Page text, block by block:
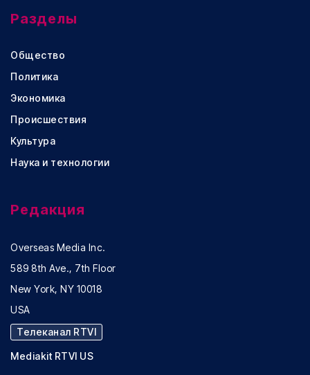
Разделы
Общество
Политика
Экономика
Происшествия
Культура
Наука и технологии
Редакция
Overseas Media Inc.
589 8th Ave., 7th Floor
New York, NY 10018
USA
Телеканал RTVI
Mediakit RTVI US